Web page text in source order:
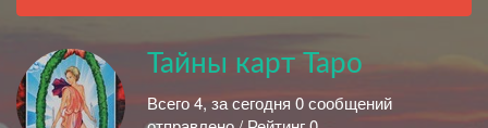
Тайны карт Таро
Всего 4, за сегодня 0 сообщений